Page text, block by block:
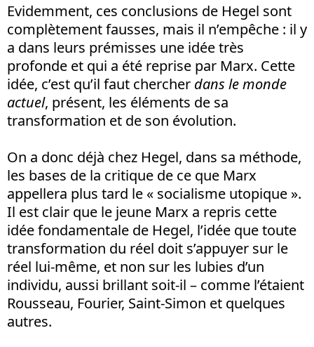
Evidemment, ces conclusions de Hegel sont
complètement fausses, mais il n’empêche : il y
a dans leurs prémisses une idée très
profonde et qui a été reprise par Marx. Cette
idée, c’est qu’il faut chercher dans le monde
actuel, présent, les éléments de sa
transformation et de son évolution.
On a donc déjà chez Hegel, dans sa méthode,
les bases de la critique de ce que Marx
appellera plus tard le « socialisme utopique ».
Il est clair que le jeune Marx a repris cette
idée fondamentale de Hegel, l’idée que toute
transformation du réel doit s’appuyer sur le
réel lui-même, et non sur les lubies d’un
individu, aussi brillant soit-il – comme l’étaient
Rousseau, Fourier, Saint-Simon et quelques
autres.